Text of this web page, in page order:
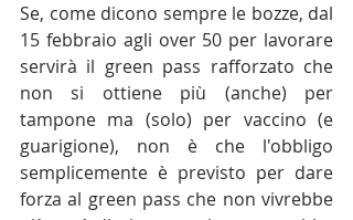
Se, come dicono sempre le bozze, dal
15 febbraio agli over 50 per lavorare
servirà il green pass rafforzato che
non si ottiene più (anche) per
tampone ma (solo) per vaccino (e
guarigione), non è che l'obbligo
semplicemente è previsto per dare
forza al green pass che non vivrebbe